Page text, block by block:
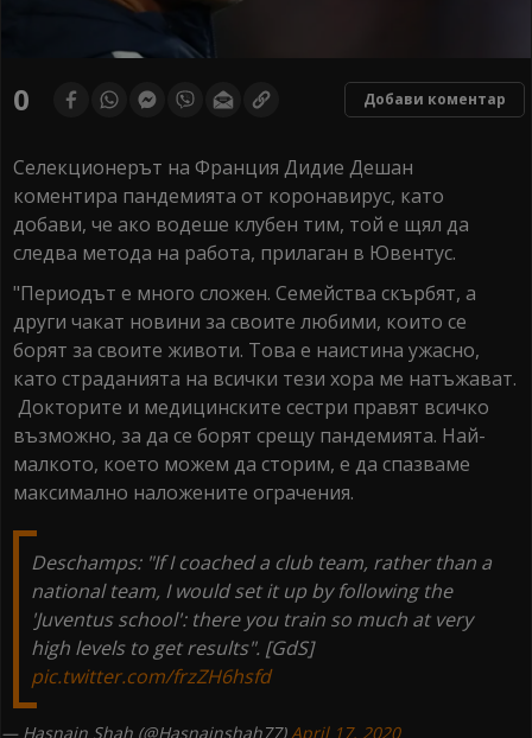
0 Добави коментар
Селекционерът на Франция Дидие Дешан
коментира пандемията от коронавирус, като
добави, че ако водеше клубен тим, той е щял да
следва метода на работа, прилаган в Ювентус.
"Периодът е много сложен. Семейства скърбят, а
други чакат новини за своите любими, които се
борят за своите животи. Това е наистина ужасно,
като страданията на всички тези хора ме натъжават.
Докторите и медицинските сестри правят всичко
възможно, за да се борят срещу пандемията. Най-
малкото, което можем да сторим, е да спазваме
максимално наложените ограчения.
Deschamps: "If I coached a club team, rather than a
national team, I would set it up by following the
'Juventus school': there you train so much at very
high levels to get results". [GdS]
pic.twitter.com/frzZH6hsfd
— Hasnain Shah (@Hasnainshah77)April 17, 2020